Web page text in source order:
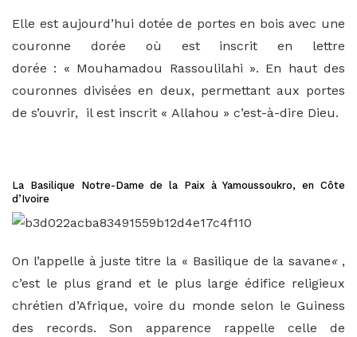
Elle est aujourd’hui dotée de portes en bois avec une
couronne dorée où est inscrit en lettre
dorée : « Mouhamadou Rassoulilahi ». En haut des
couronnes divisées en deux, permettant aux portes
de s’ouvrir, il est inscrit « Allahou » c’est-à-dire Dieu.
La Basilique Notre-Dame de la Paix à Yamoussoukro, en Côte
d’Ivoire
On l’appelle à juste titre la « Basilique de la savane« ,
c’est le plus grand et le plus large édifice religieux
chrétien d’Afrique, voire du monde selon le Guiness
des records. Son apparence rappelle celle de